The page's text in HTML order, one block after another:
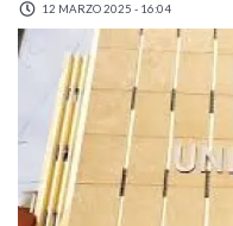
12 MARZO 2025 - 16:04